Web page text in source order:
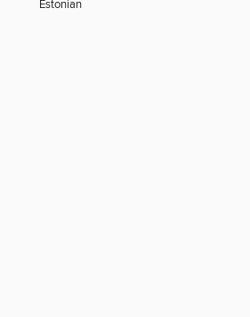
Estonian